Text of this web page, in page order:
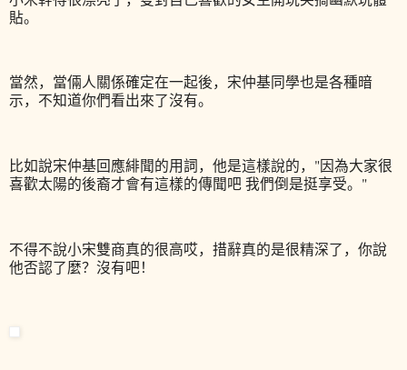
貼。
當然，當倆人關係確定在一起後，宋仲基同學也是各種暗
示，不知道你們看出來了沒有。
比如說宋仲基回應緋聞的用詞，他是這樣說的，"因為大家很
喜歡太陽的後裔才會有這樣的傳聞吧 我們倒是挺享受。"
不得不說小宋雙商真的很高哎，措辭真的是很精深了，你說
他否認了麼？沒有吧！